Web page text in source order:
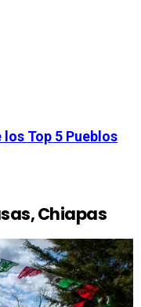
Top 5 Pueblos
Chiapas